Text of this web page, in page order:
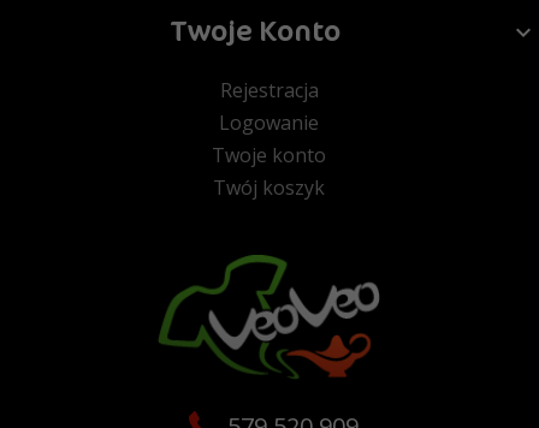
Twoje Konto
Rejestracja
Logowanie
Twoje konto
Twój koszyk